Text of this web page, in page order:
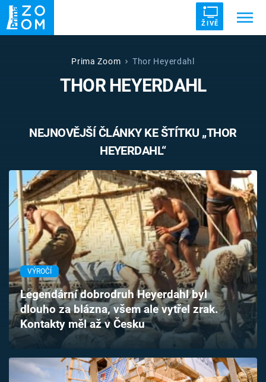
ŽIVĚ
ZRÁDCI UFO DRUHÁ SVĚTOVÁ VÁLKA
VETŘELCI DÁVNOVĚKU
Témata
Pořady
TV Program
Časopis
Sledujte prima+
Prima Zoom Thor Heyerdahl
THOR HEYERDAHL
NEJNOVĚJŠÍ ČLÁNKY KE ŠTÍTKU „THOR
HEYERDAHL“
VÝROČÍ
Legendární dobrodruh Heyerdahl byl
dlouho za blázna, všem ale vytřel zrak.
Kontakty měl až v Česku